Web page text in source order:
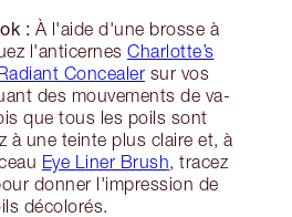
: À l'aide d'une brosse à
l'anticernes Charlotte’s
Concealer sur vos
des mouvements de va-
que tous les poils sont
à une teinte plus claire et, à
Eye Liner Brush, tracez
donner l'impression de
décolorés.